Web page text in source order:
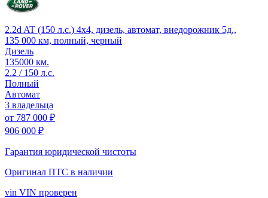
2.2d AT (150 л.с.) 4x4, дизель, автомат, внедорожник 5д.,
135 000 км, полный, черный
Дизель
135000 км.
2.2 / 150 л.с.
Полный
Автомат
3 владельца
от 787 000 ₽
906 000 ₽
Гарантия юридической чистоты
Оригинал ПТС в наличии
vin VIN проверен